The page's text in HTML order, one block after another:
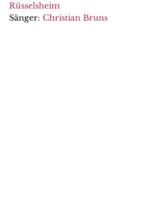
Rüsselsheim
Sänger: Christian Bruns